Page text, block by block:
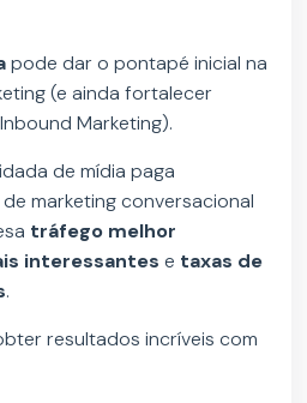
pode dar o pontapé inicial na
(e ainda fortalecer
Marketing).
de mídia paga
marketing conversacional
tráfego melhor
interessantes e taxas de
.
resultados incríveis com